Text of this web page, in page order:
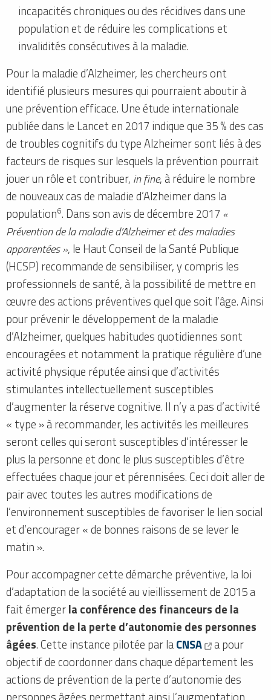
incapacités chroniques ou des récidives dans une
population et de réduire les complications et
invalidités consécutives à la maladie.
Pour la maladie d’Alzheimer, les chercheurs ont
identifié plusieurs mesures qui pourraient aboutir à
une prévention efficace. Une étude internationale
publiée dans le Lancet en 2017 indique que 35 % des cas
de troubles cognitifs du type Alzheimer sont liés à des
facteurs de risques sur lesquels la prévention pourrait
jouer un rôle et contribuer, in fine, à réduire le nombre
de nouveaux cas de maladie d’Alzheimer dans la
population6. Dans son avis de décembre 2017 «
Prévention de la maladie d’Alzheimer et des maladies
apparentées », le Haut Conseil de la Santé Publique
(HCSP) recommande de sensibiliser, y compris les
professionnels de santé, à la possibilité de mettre en
œuvre des actions préventives quel que soit l’âge. Ainsi
pour prévenir le développement de la maladie
d’Alzheimer, quelques habitudes quotidiennes sont
encouragées et notamment la pratique régulière d’une
activité physique réputée ainsi que d’activités
stimulantes intellectuellement susceptibles
d’augmenter la réserve cognitive. Il n’y a pas d’activité
« type » à recommander, les activités les meilleures
seront celles qui seront susceptibles d’intéresser le
plus la personne et donc le plus susceptibles d’être
effectuées chaque jour et pérennisées. Ceci doit aller de
pair avec toutes les autres modifications de
l’environnement susceptibles de favoriser le lien social
et d’encourager « de bonnes raisons de se lever le
matin ».
Pour accompagner cette démarche préventive, la loi
d’adaptation de la société au vieillissement de 2015 a
fait émergerla conférence des financeurs de la
prévention de la perte d’autonomie des personnes
âgées. Cette instance pilotée par laCNSA
a pour
objectif de coordonner dans chaque département les
actions de prévention de la perte d’autonomie des